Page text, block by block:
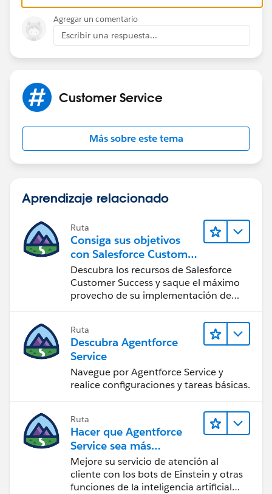
Agregar un comentario
Escribir una respuesta...
Customer Service
Más sobre este tema
Aprendizaje relacionado
Ruta
Consiga sus objetivos
con Salesforce Customer
Success
Descubra los recursos de Salesforce
Customer Success y saque el máximo
provecho de su implementación de
Ruta
Descubra Agentforce
Service
Navegue por Agentforce Service y
realice configuraciones y tareas básicas.
Ruta
Hacer que Agentforce
Service sea más
inteligente
Mejore su servicio de atención al
cliente con los bots de Einstein y otras
funciones de la inteligencia artificial